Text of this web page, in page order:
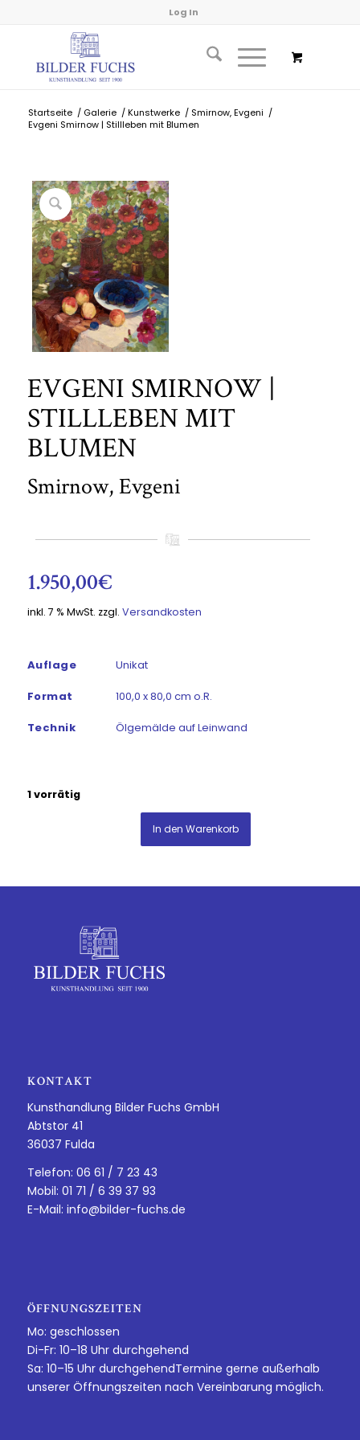
Log In
Startseite / Galerie / Kunstwerke / Smirnow, Evgeni /
Evgeni Smirnow | Stillleben mit Blumen
EVGENI SMIRNOW |
STILLLEBEN MIT
BLUMEN
Smirnow, Evgeni
1.950,00€
inkl. 7 % MwSt. zzgl. Versandkosten
Auflage Unikat
Format 100,0 x 80,0 cm o.R.
Technik Ölgemälde auf Leinwand
1 vorrätig
In den Warenkorb
KONTAKT
Kunsthandlung Bilder Fuchs GmbH
Abtstor 41
36037 Fulda
Telefon: 06 61 / 7 23 43
Mobil: 01 71 / 6 39 37 93
E-Mail: info@bilder-fuchs.de
ÖFFNUNGSZEITEN
Mo: geschlossen
Di-Fr: 10–18 Uhr durchgehend
Sa: 10–15 Uhr durchgehendTermine gerne außerhalb
unserer Öffnungszeiten nach Vereinbarung möglich.